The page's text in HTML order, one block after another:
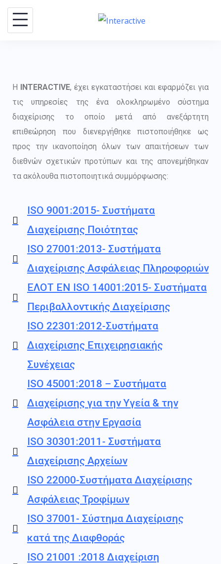
Η INTERACTIVE, έχει εγκαταστήσει και εφαρμόζει για
τις υπηρεσίες της ένα ολοκληρωμένο σύστημα
διαχείρισης το οποίο μετά από ανεξάρτητη
επιθεώρηση που διενεργήθηκε πιστοποιήθηκε ως
προς την ικανοποίηση όλων των απαιτήσεων των
διεθνών σχετικών προτύπων και της απονεμήθηκαν
τα ακόλουθα πιστοποιητικά συμμόρφωσης:
ISO 9001:2015- Συστήματα
Διαχείρισης Ποιότητας
ISO 27001:2013- Συστήματα
Διαχείρισης Ασφάλειας Πληροφοριών
ΕΛΟΤ ΕΝ ISO 14001:2015- Συστήματα
Περιβαλλοντικής Διαχείρισης
ISO 22301:2012-Συστήματα
Διαχείρισης Επιχειρησιακής
Συνέχειας
ISO 45001:2018 – Συστήματα
Διαχείρισης για την Υγεία & την
Ασφάλεια στην Εργασία
ISO 30301:2011- Συστήματα
Διαχείρισης Αρχείων
ISO 22000-Συστήματα Διαχείρισης
Ασφάλειας Τροφίμων
ISO 37001- Σύστημα Διαχείρισης
κατά της Διαφθοράς
ISO 21001 :2018 Διαχείριση